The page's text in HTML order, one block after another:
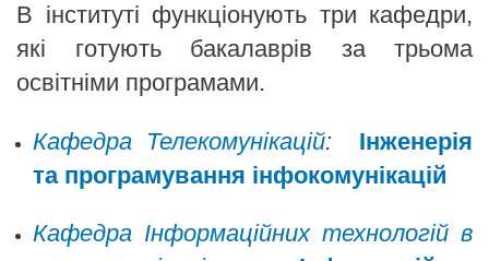
В інституті функціонують три кафедри,
які готують бакалаврів за трьома
освітніми програмами. ​
Кафедра Телекомунікацій​:
Інженерія
та програмування інфокомунікацій​
Кафедра Інформаційних технологій в